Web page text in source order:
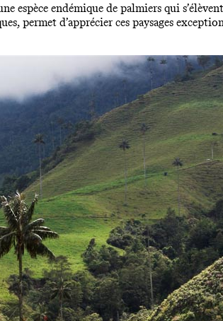
endémique de palmiers qui
permet d’apprécier ces paysages